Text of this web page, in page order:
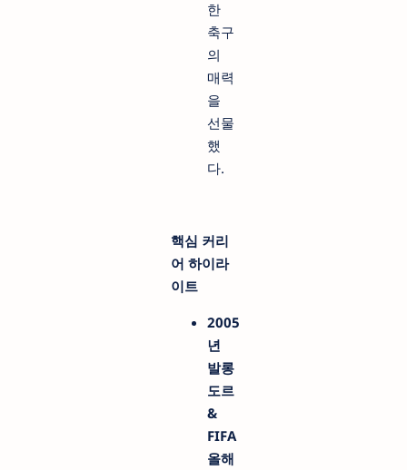
한
축구
의
매력
을
선물
했
다.
핵심 커리
어 하이라
이트
2005
년
발롱
도르
&
FIFA
올해